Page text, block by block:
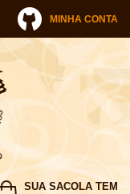
MINHA CONTA
SUA SACOLA TEM